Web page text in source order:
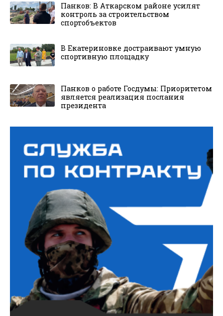
Панков: В Аткарском районе усилят
контроль за строительством
спортобъектов
В Екатериновке достраивают умную
спортивную площадку
Панков о работе Госдумы: Приоритетом
является реализация послания
президента